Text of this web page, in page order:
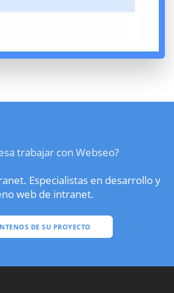
trabajar con Webseo?
Especialistas en desarrollo y
web de intranet.
DE SU PROYECTO